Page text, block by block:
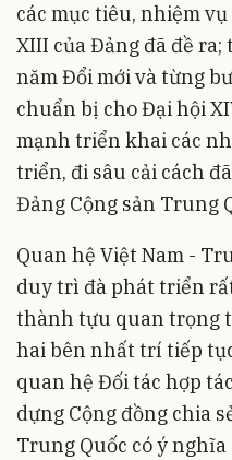
các mục tiêu, nhiệm
XIII của Đảng đã đề
năm Đổi mới và từng
chuẩn bị cho Đại hội
mạnh triển khai các
triển, đi sâu cải cách
Đảng Cộng sản Trung
Quan hệ Việt Nam -
duy trì đà phát triển
thành tựu quan trọng
hai bên nhất trí tiếp
quan hệ Đối tác hợp
dựng Cộng đồng chia
Trung Quốc có ý